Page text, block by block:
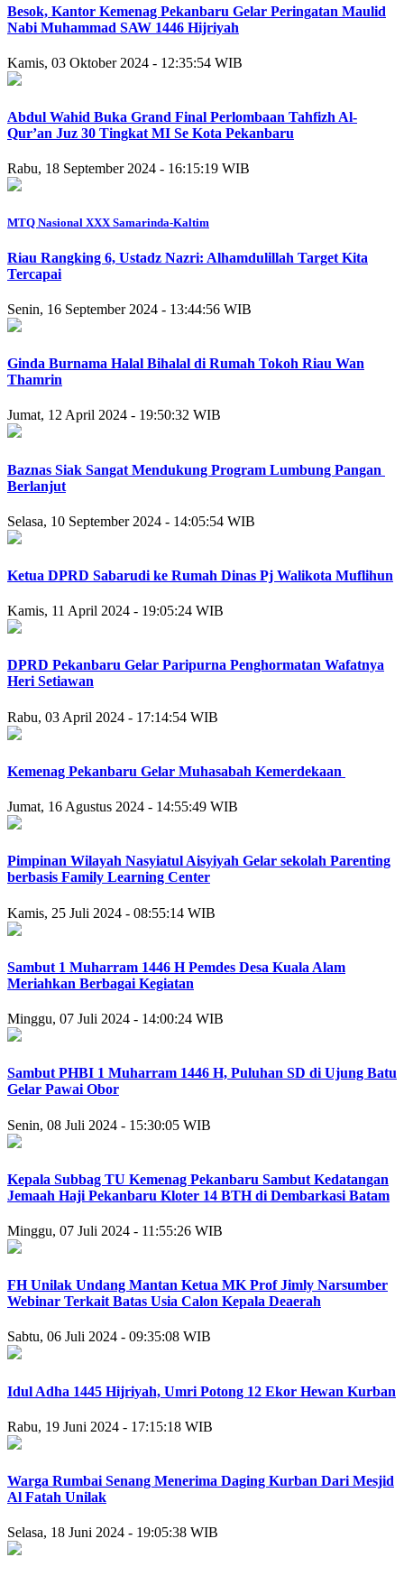
Besok, Kantor Kemenag Pekanbaru Gelar Peringatan Maulid
Nabi Muhammad SAW 1446 Hijriyah
Kamis, 03 Oktober 2024 - 12:35:54 WIB
Abdul Wahid Buka Grand Final Perlombaan Tahfizh Al-
Qur’an Juz 30 Tingkat MI Se Kota Pekanbaru
Rabu, 18 September 2024 - 16:15:19 WIB
MTQ Nasional XXX Samarinda-Kaltim
Riau Rangking 6, Ustadz Nazri: Alhamdulillah Target Kita
Tercapai
Senin, 16 September 2024 - 13:44:56 WIB
Ginda Burnama Halal Bihalal di Rumah Tokoh Riau Wan
Thamrin
Jumat, 12 April 2024 - 19:50:32 WIB
Baznas Siak Sangat Mendukung Program Lumbung Pangan
Berlanjut
Selasa, 10 September 2024 - 14:05:54 WIB
Ketua DPRD Sabarudi ke Rumah Dinas Pj Walikota Muflihun
Kamis, 11 April 2024 - 19:05:24 WIB
DPRD Pekanbaru Gelar Paripurna Penghormatan Wafatnya
Heri Setiawan
Rabu, 03 April 2024 - 17:14:54 WIB
Kemenag Pekanbaru Gelar Muhasabah Kemerdekaan
Jumat, 16 Agustus 2024 - 14:55:49 WIB
Pimpinan Wilayah Nasyiatul Aisyiyah Gelar sekolah Parenting
berbasis Family Learning Center
Kamis, 25 Juli 2024 - 08:55:14 WIB
Sambut 1 Muharram 1446 H Pemdes Desa Kuala Alam
Meriahkan Berbagai Kegiatan
Minggu, 07 Juli 2024 - 14:00:24 WIB
Sambut PHBI 1 Muharram 1446 H, Puluhan SD di Ujung Batu
Gelar Pawai Obor
Senin, 08 Juli 2024 - 15:30:05 WIB
Kepala Subbag TU Kemenag Pekanbaru Sambut Kedatangan
Jemaah Haji Pekanbaru Kloter 14 BTH di Dembarkasi Batam
Minggu, 07 Juli 2024 - 11:55:26 WIB
FH Unilak Undang Mantan Ketua MK Prof Jimly Narsumber
Webinar Terkait Batas Usia Calon Kepala Deaerah
Sabtu, 06 Juli 2024 - 09:35:08 WIB
Idul Adha 1445 Hijriyah, Umri Potong 12 Ekor Hewan Kurban
Rabu, 19 Juni 2024 - 17:15:18 WIB
Warga Rumbai Senang Menerima Daging Kurban Dari Mesjid
Al Fatah Unilak
Selasa, 18 Juni 2024 - 19:05:38 WIB